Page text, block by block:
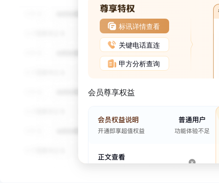
标讯详情查看
关键电话直连
甲方分析查询
会员尊享权益